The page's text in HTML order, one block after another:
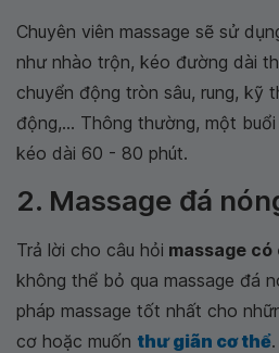
Chuyên viên massage sẽ sử
như nhào trộn, kéo đường dài
chuyển động tròn sâu, rung, kỹ
động,... Thông thường, một
kéo dài 60 - 80 phút.
2. Massage đá
Trả lời cho câu hỏi massage có
không thể bỏ qua massage đá
pháp massage tốt nhất cho
cơ hoặc muốn thư giãn cơ thể